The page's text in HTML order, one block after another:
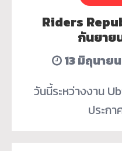
Riders
กันยาย
13 มิถุนาย
วันนี้ระหว่างงาน
ประก